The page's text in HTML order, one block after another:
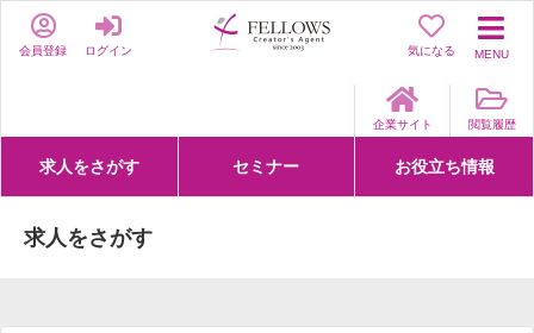
会員登録 ログイン 気になる MENU
企業サイト 閲覧履歴
求人をさがす
詳細条件からさがす
求人特集からさがす
セミナー
セミナーをさがす
クリエイティブNEXT
クリエイターズファーム
e-ラーニング
Fellows Creative Academy
企業研修
お役立ち情報
お役立ち情報一覧
聞くは一時、聞かぬは一生
クリエイターのお仕事図鑑
クリエイターの声
Q&A
企業様向けお役立ち情報
求人をさがす